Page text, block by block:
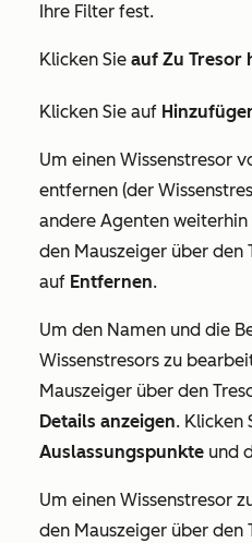
Ihre Filter fest.
Klicken Sie auf Zu Tresor
Klicken Sie auf
Um einen Wissenstresor
entfernen (der
andere Agenten
den Mauszeiger über den
auf Entfernen.
Um den Namen und die
Wissenstresors zu
Mauszeiger über den
Details anzeigen. Klicken
Auslassungspunkte und
Um einen Wissenstresor
den Mauszeiger über den